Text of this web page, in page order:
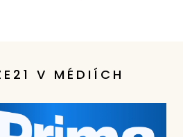
V MÉDIÍCH